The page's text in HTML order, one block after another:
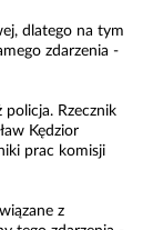
dlatego na tym
zdarzenia -
Rzecznik
Kędzior
prac komisji
z